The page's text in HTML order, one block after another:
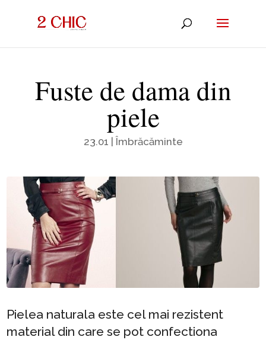
Fuste de dama din
piele
23.01 Îmbrăcăminte
Pielea naturala este cel mai rezistent
material din care se pot confectiona